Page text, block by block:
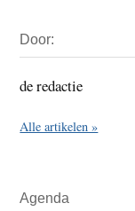
Sidebar
Door:
de redactie
Alle artikelen »
Agenda